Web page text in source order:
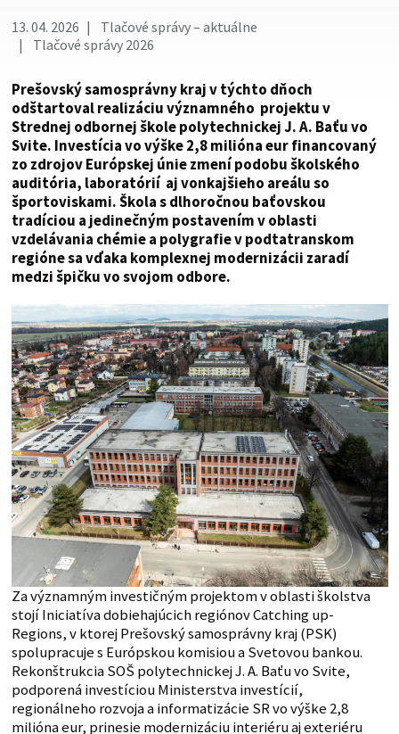
13. 04. 2026
Tlačové správy – aktuálne
Tlačové správy 2026
Prešovský samosprávny kraj v týchto dňoch
odštartoval realizáciu významného projektu v
Strednej odbornej škole polytechnickej J. A. Baťu vo
Svite. Investícia vo výške 2,8 milióna eur financovaný
zo zdrojov Európskej únie zmení podobu školského
auditória, laboratórií aj vonkajšieho areálu so
športoviskami. Škola s dlhoročnou baťovskou
tradíciou a jedinečným postavením v oblasti
vzdelávania chémie a polygrafie v podtatranskom
regióne sa vďaka komplexnej modernizácii zaradí
medzi špičku vo svojom odbore.
Za významným investičným projektom v oblasti školstva
stojí Iniciatíva dobiehajúcich regiónov Catching up-
Regions, v ktorej Prešovský samosprávny kraj (PSK)
spolupracuje s Európskou komisiou a Svetovou bankou.
Rekonštrukcia SOŠ polytechnickej J. A. Baťu vo Svite,
podporená investíciou Ministerstva investícií,
regionálneho rozvoja a informatizácie SR vo výške 2,8
milióna eur, prinesie modernizáciu interiéru aj exteriéru